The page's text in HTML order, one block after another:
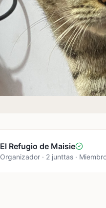
El Refugio de Maisie
Organizador · 2 junttas ·